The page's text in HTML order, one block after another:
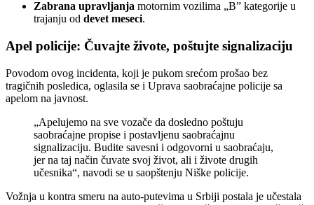
Zabrana upravljanja motornim vozilima „B” kategorije u
trajanju od devet meseci.
Apel policije: Čuvajte živote, poštujte signalizaciju
Povodom ovog incidenta, koji je pukom srećom prošao bez
tragičnih posledica, oglasila se i Uprava saobraćajne policije sa
apelom na javnost.
„Apelujemo na sve vozače da dosledno poštuju
saobraćajne propise i postavljenu saobraćajnu
signalizaciju. Budite savesni i odgovorni u saobraćaju,
jer na taj način čuvate svoj život, ali i živote drugih
učesnika“, navodi se u saopštenju Niške policije.
Vožnja u kontra smeru na auto-putevima u Srbiji postala je učestala